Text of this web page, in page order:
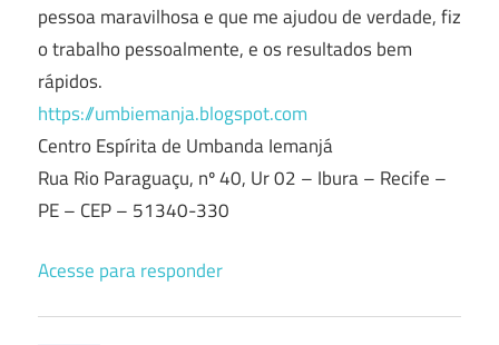
pessoa maravilhosa e que me ajudou de verdade, fiz
o trabalho pessoalmente, e os resultados bem
rápidos.
https://umbiemanja.blogspot.com
Centro Espírita de Umbanda Iemanjá
Rua Rio Paraguaçu, nº 40, Ur 02 – Ibura – Recife –
PE – CEP – 51340-330
Acesse para responder